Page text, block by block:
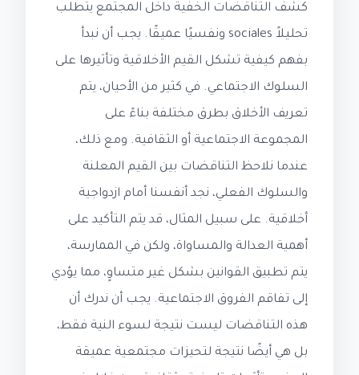
كشف التناقضات الخفية داخل المجتمع يتطلب
تحليلاً sociales و‌نفسيًا عميقًا. يجب أن نبدأ
بفهم كيفية تشكل القيم الأخلاقية وتأثيرها على
السلوك الاجتماعي. في كثير من الأحيان، يتم
تعريف الأخلاق بطرق مختلفة بناءً على
المجموعة الاجتماعية أو الثقافية. ومع ذلك،
عندما نلاحظ التناقضات بين القيم المعلنة
والسلوك الفعلي، نجد أنفسنا أمام ازدواجية
أخلاقية. على سبيل المثال، قد يتم التأكيد على
أهمية العدالة والمساواة، ولكن في الممارسة،
يتم تطبيق القوانين بشكل غير متساوٍ، مما يؤدي
إلى تفاقم الفروق الاجتماعية. يجب أن ندرك أن
هذه التناقضات ليست نتيجة لسوء النية فقط،
بل هي أيضًا نتيجة لتحيزات مجتمعية عميقة